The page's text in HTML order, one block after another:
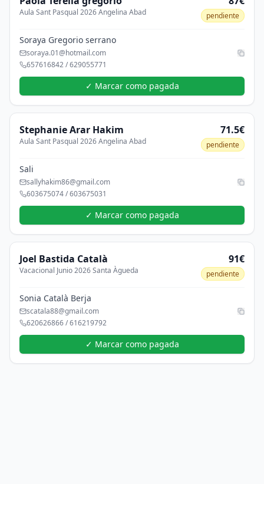
Aula Sant Pasqual 2026 Angelina Abad pendiente
Soraya Gregorio serrano
soraya.01@hotmail.com
657616842 / 629055771
✓ Marcar como pagada
StephanieArar Hakim
Aula Sant Pasqual 2026 Angelina Abad
71.5€
pendiente
Sali
sallyhakim86@gmail.com
603675074 / 603675031
✓ Marcar como pagada
Joel Bastida Català
Vacacional Junio 2026 Santa Àgueda
91€
pendiente
Sonia Català Berja
scatala88@gmail.com
620626866 / 616219792
✓ Marcar como pagada